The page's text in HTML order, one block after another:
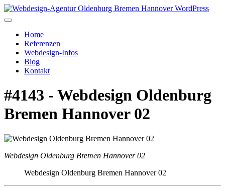
Home
Referenzen
Webdesign-Infos
Blog
Kontakt
#4143 - Webdesign Oldenburg
Bremen Hannover 02
Webdesign Oldenburg Bremen Hannover 02
Webdesign Oldenburg Bremen Hannover 02